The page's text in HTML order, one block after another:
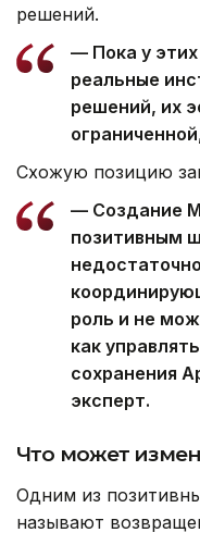
решений.
— Пока у этих
реальные
решений, их
Схожую позицию
— Создание
позитивным
роль и не
как
сохранения
эксперт.
Что может
Одним из
называют